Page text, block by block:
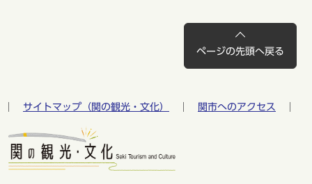
ページの先頭へ戻る
サイトマップ（関の観光・文化） 関市へのアクセス